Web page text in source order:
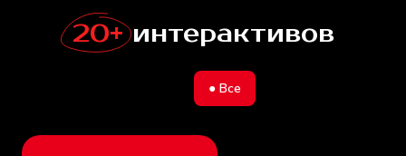
20+интерактивов
● Все